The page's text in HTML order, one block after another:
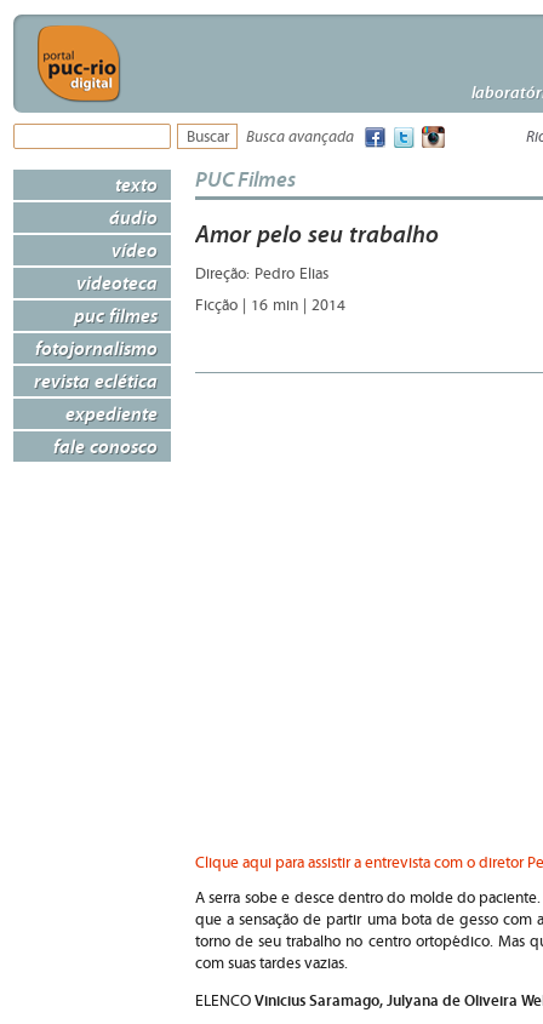
Busca avançada
texto
áudio
vídeo
videoteca
puc filmes
fotojornalismo
revista eclética
expediente
fale conosco
PUC Filmes
Amor pelo seu trabalho
Direção: Pedro Elias
Ficção | 16 min | 2014
Clique aqui para assistir a entrevista com o diretor
A serra sobe e desce dentro do molde do
que a sensação de partir uma bota de gesso com
torno de seu trabalho no centro ortopédico. Mas
com suas tardes vazias.
ELENCO Vinicius Saramago, Julyana de Oliveira